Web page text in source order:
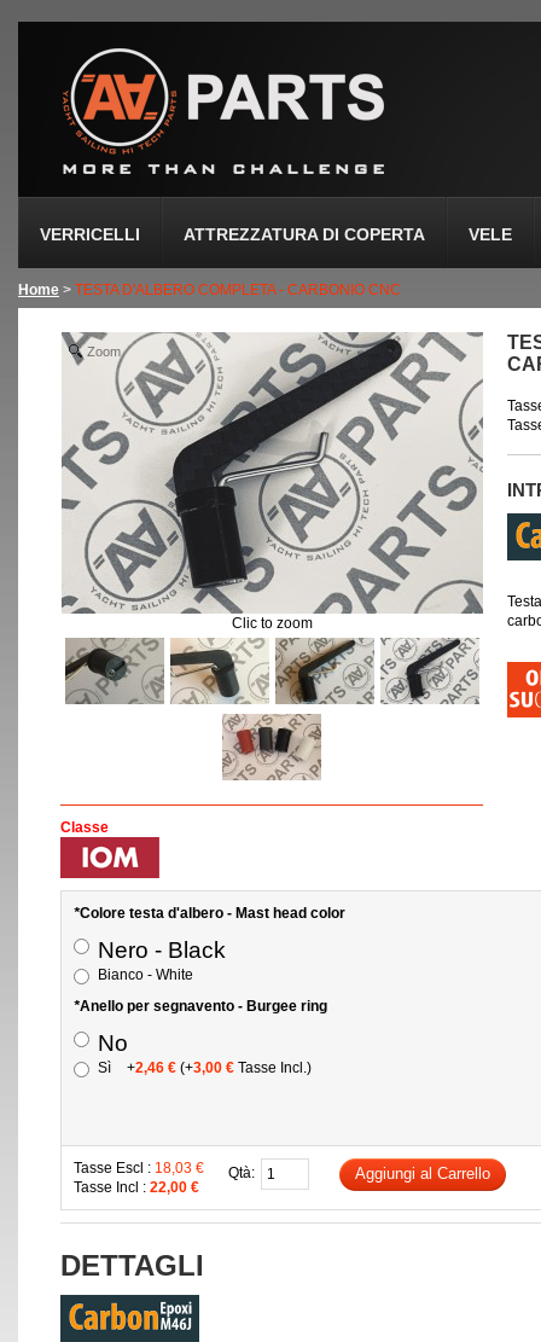
VERRICELLI ATTREZZATURA DI COPERTA VELE
Home > TESTA D'ALBERO COMPLETA - CARBONIO CNC
Zoom
Clic to zoom
Classe
*Colore testa d'albero - Mast head color
Nero - Black
Bianco - White
*Anello per segnavento - Burgee ring
No
Sì +2,46 € (+3,00 € Tasse Incl.)
Tasse Escl : 18,03 €
Tasse Incl : 22,00 €
Qtà: Aggiungi al Carrello
DETTAGLI